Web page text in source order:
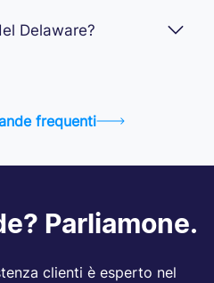
Delaware?
frequenti
Parliamone.
clienti è esperto nel